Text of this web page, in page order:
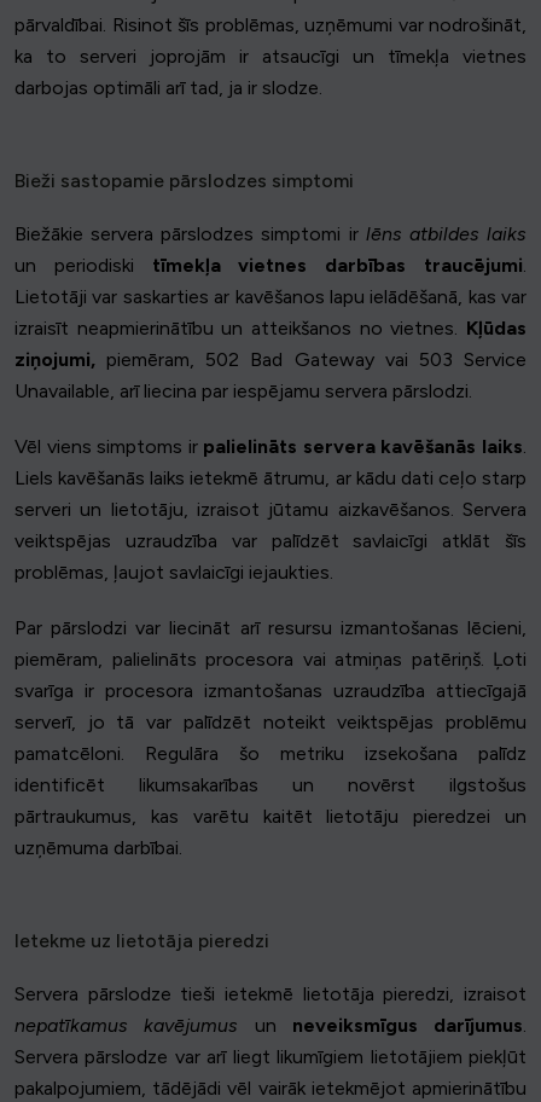
pārvaldībai. Risinot šīs problēmas, uzņēmumi var nodrošināt,
ka to serveri joprojām ir atsaucīgi un tīmekļa vietnes
darbojas optimāli arī tad, ja ir slodze.
Bieži sastopamie pārslodzes simptomi
Biežākie servera pārslodzes simptomi ir lēns atbildes laiks
un periodiski tīmekļa vietnes darbības traucējumi.
Lietotāji var saskarties ar kavēšanos lapu ielādēšanā, kas var
izraisīt neapmierinātību un atteikšanos no vietnes. Kļūdas
ziņojumi, piemēram, 502 Bad Gateway vai 503 Service
Unavailable, arī liecina par iespējamu servera pārslodzi.
Vēl viens simptoms ir palielināts servera kavēšanās laiks.
Liels kavēšanās laiks ietekmē ātrumu, ar kādu dati ceļo starp
serveri un lietotāju, izraisot jūtamu aizkavēšanos. Servera
veiktspējas uzraudzība var palīdzēt savlaicīgi atklāt šīs
problēmas, ļaujot savlaicīgi iejaukties.
Par pārslodzi var liecināt arī resursu izmantošanas lēcieni,
piemēram, palielināts procesora vai atmiņas patēriņš. Ļoti
svarīga ir procesora izmantošanas uzraudzība attiecīgajā
serverī, jo tā var palīdzēt noteikt veiktspējas problēmu
pamatcēloni. Regulāra šo metriku izsekošana palīdz
identificēt likumsakarības un novērst ilgstošus
pārtraukumus, kas varētu kaitēt lietotāju pieredzei un
uzņēmuma darbībai.
Ietekme uz lietotāja pieredzi
Servera pārslodze tieši ietekmē lietotāja pieredzi, izraisot
nepatīkamus kavējumus un neveiksmīgus darījumus.
Servera pārslodze var arī liegt likumīgiem lietotājiem piekļūt
pakalpojumiem, tādējādi vēl vairāk ietekmējot apmierinātību